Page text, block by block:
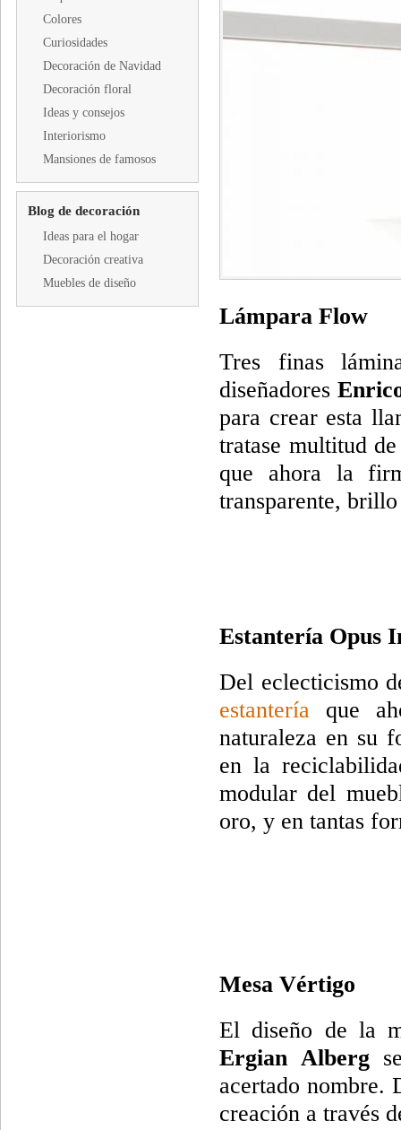
Colores
Curiosidades
Decoración de Navidad
Decoración floral
Ideas y consejos
Interiorismo
Mansiones de famosos
Blog de decoración
Ideas para el hogar
Decoración creativa
Muebles de diseño
Lámpara Flow
Tres finas
diseñadores
para crear esta
tratase multitud
que ahora la
transparente,
Estantería Opus
Del eclecticismo
estantería que
naturaleza en su
en la
modular del
oro, y en tantas
Mesa Vértigo
El diseño de la
Ergian Alberg
acertado nombre.
creación a través